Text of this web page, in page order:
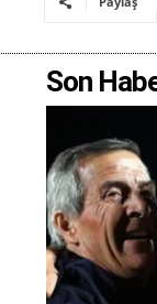
Son